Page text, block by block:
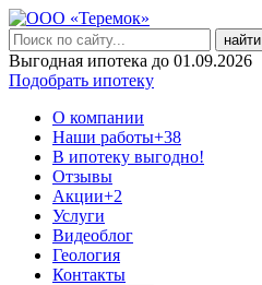
найти
Выгодная ипотека до 01.09.2026
Подобрать ипотеку
О компании
Наши работы+38
В ипотеку выгодно!
Отзывы
Акции+2
Услуги
Видеоблог
Геология
Контакты